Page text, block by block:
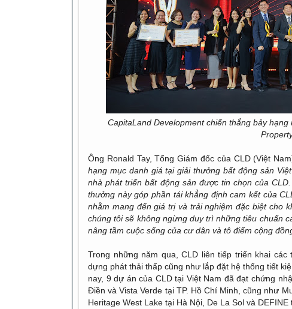
CapitaLand Development chiến thắng bảy
Ông Ronald Tay, Tổng Giám đốc của CLD (Việt
hạng mục danh giá tại giải thưởng bất động sản
nhà phát triển bất động sản được tin chọn của
thưởng này góp phần tái khẳng định cam kết của
nhằm mang đến giá trị và trải nghiệm đặc biệt cho
chúng tôi sẽ không ngừng duy trì những tiêu chuẩn
nâng tầm cuộc sống của cư dân và tô điểm cộng
Trong những năm qua, CLD liên tiếp triển khai
dựng phát thải thấp cũng như lắp đặt hệ thống tiết
nay, 9 dự án của CLD tại Việt Nam đã đạt chứng
Điền và Vista Verde tại TP. Hồ Chí Minh, cũng như
Heritage West Lake tại Hà Nội, De La Sol và